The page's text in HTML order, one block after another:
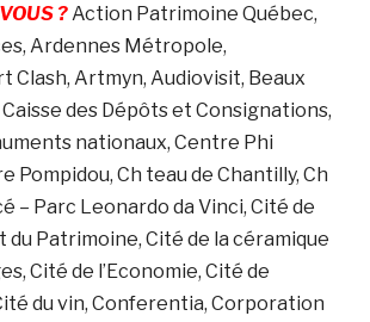
?Action Patrimoine Québec,
Ardennes Métropole,
Clash, Artmyn, Audiovisit, Beaux
des Dépôts et Consignations,
nationaux, Centre Phi
Pompidou, Ch teau de Chantilly, Ch
– Parc Leonardo da Vinci, Cité de
du Patrimoine, Cité de la céramique
Cité de l’Economie, Cité de
du vin, Conferentia, Corporation